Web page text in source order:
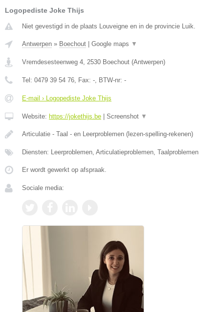
Logopediste Joke Thijs
Niet gevestigd in de plaats Louveigne en in de provincie Luik.
Antwerpen » Boechout Google maps ▼
Vremdesesteenweg 4, 2530 Boechout (Antwerpen)
Tel: 0479 39 54 76, Fax: -, BTW-nr: -
E-mail › Logopediste Joke Thijs
Website: https://jokethijs.be Screenshot ▼
Articulatie - Taal - en Leerproblemen (lezen-spelling-rekenen)
Diensten: Leerproblemen, Articulatieproblemen, Taalproblemen
Er wordt gewerkt op afspraak.
Sociale media: